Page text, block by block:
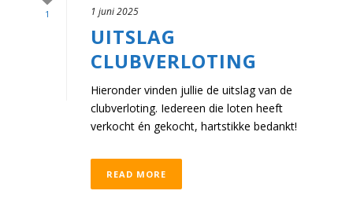
1
1 juni 2025
UITSLAG
CLUBVERLOTING
Hieronder vinden jullie de uitslag van de
clubverloting. Iedereen die loten heeft
verkocht én gekocht, hartstikke bedankt!
READ MORE